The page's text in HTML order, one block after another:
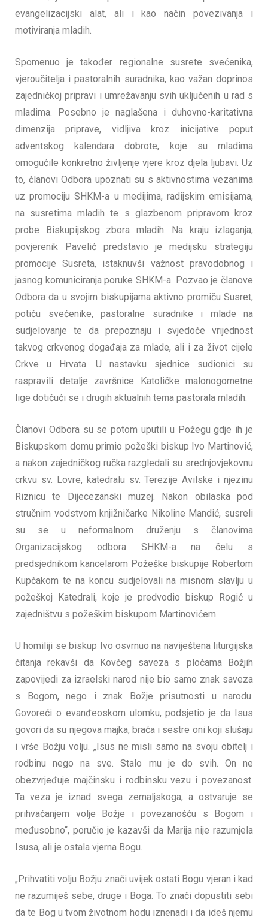
evangelizacijski alat, ali i kao način povezivanja i
motiviranja mladih.
Spomenuo je također regionalne susrete svećenika,
vjeroučitelja i pastoralnih suradnika, kao važan doprinos
zajedničkoj pripravi i umrežavanju svih uključenih u rad s
mladima. Posebno je naglašena i duhovno-karitativna
dimenzija priprave, vidljiva kroz inicijative poput
adventskog kalendara dobrote, koje su mladima
omogućile konkretno življenje vjere kroz djela ljubavi. Uz
to, članovi Odbora upoznati su s aktivnostima vezanima
uz promociju SHKM-a u medijima, radijskim emisijama,
na susretima mladih te s glazbenom pripravom kroz
probe Biskupijskog zbora mladih. Na kraju izlaganja,
povjerenik Pavelić predstavio je medijsku strategiju
promocije Susreta, istaknuvši važnost pravodobnog i
jasnog komuniciranja poruke SHKM-a. Pozvao je članove
Odbora da u svojim biskupijama aktivno promiču Susret,
potiču svećenike, pastoralne suradnike i mlade na
sudjelovanje te da prepoznaju i svjedoče vrijednost
takvog crkvenog događaja za mlade, ali i za život cijele
Crkve u Hrvata. U nastavku sjednice sudionici su
raspravili detalje završnice Katoličke malonogometne
lige dotičući se i drugih aktualnih tema pastorala mladih.
Članovi Odbora su se potom uputili u Požegu gdje ih je
Biskupskom domu primio požeški biskup Ivo Martinović,
a nakon zajedničkog ručka razgledali su srednjovjekovnu
crkvu sv. Lovre, katedralu sv. Terezije Avilske i njezinu
Riznicu te Dijecezanski muzej. Nakon obilaska pod
stručnim vodstvom knjižničarke Nikoline Mandić, susreli
su se u neformalnom druženju s članovima
Organizacijskog odbora SHKM-a na čelu s
predsjednikom kancelarom Požeške biskupije Robertom
Kupčakom te na koncu sudjelovali na misnom slavlju u
požeškoj Katedrali, koje je predvodio biskup Rogić u
zajedništvu s požeškim biskupom Martinovićem.
U homiliji se biskup Ivo osvrnuo na naviještena liturgijska
čitanja rekavši da Kovčeg saveza s pločama Božjih
zapovijedi za izraelski narod nije bio samo znak saveza
s Bogom, nego i znak Božje prisutnosti u narodu.
Govoreći o evanđeoskom ulomku, podsjetio je da Isus
govori da su njegova majka, braća i sestre oni koji slušaju
i vrše Božju volju. „Isus ne misli samo na svoju obitelj i
rodbinu nego na sve. Stalo mu je do svih. On ne
obezvrjeđuje majčinsku i rodbinsku vezu i povezanost.
Ta veza je iznad svega zemaljskoga, a ostvaruje se
prihvaćanjem volje Božje i povezanošću s Bogom i
međusobno“, poručio je kazavši da Marija nije razumjela
Isusa, ali je ostala vjerna Bogu.
„Prihvatiti volju Božju znači uvijek ostati Bogu vjeran i kad
ne razumiješ sebe, druge i Boga. To znači dopustiti sebi
da te Bog u tvom životnom hodu iznenadi i da ideš njemu